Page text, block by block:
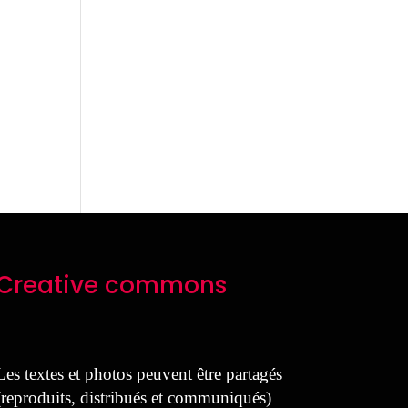
commons
textes et photos peuvent être partagés
distribués et communiqués)